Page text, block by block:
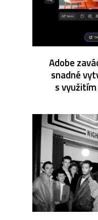
Adobe
snadné
s